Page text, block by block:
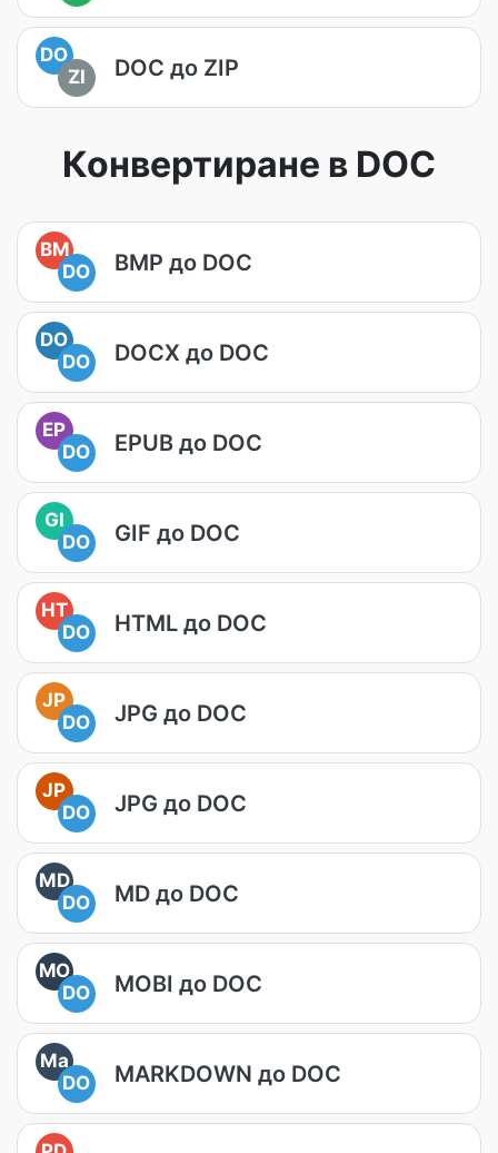
DO
ZI
DOC до ZIP
Конвертиране в DOC
BM
DO
BMP до DOC
DO
DO
DOCX до DOC
EP
DO
EPUB до DOC
GI
DO
GIF до DOC
HT
DO
HTML до DOC
JP
DO
JPG до DOC
JP
DO
JPG до DOC
MD
DO
MD до DOC
MO
DO
MOBI до DOC
Ma
DO
MARKDOWN до DOC